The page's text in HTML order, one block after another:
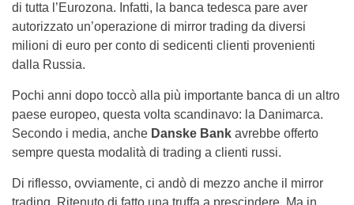
di tutta l’Eurozona. Infatti, la banca tedesca pare aver
autorizzato un’operazione di mirror trading da diversi
milioni di euro per conto di sedicenti clienti provenienti
dalla Russia.
Pochi anni dopo toccò alla più importante banca di un altro
paese europeo, questa volta scandinavo: la Danimarca.
Secondo i media, anche Danske Bank avrebbe offerto
sempre questa modalità di trading a clienti russi.
Di riflesso, ovviamente, ci andò di mezzo anche il mirror